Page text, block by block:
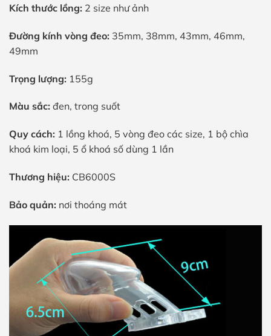
Kích thước lồng: 2 size như ảnh
Đường kính vòng đeo: 35mm, 38mm, 43mm, 46mm,
49mm
Trọng lượng: 155g
Màu sắc: đen, trong suốt
Quy cách: 1 lồng khoá, 5 vòng đeo các size, 1 bộ chìa
khoá kim loại, 5 ổ khoá số dùng 1 lần
Thương hiệu: CB6000S
Bảo quản: nơi thoáng mát